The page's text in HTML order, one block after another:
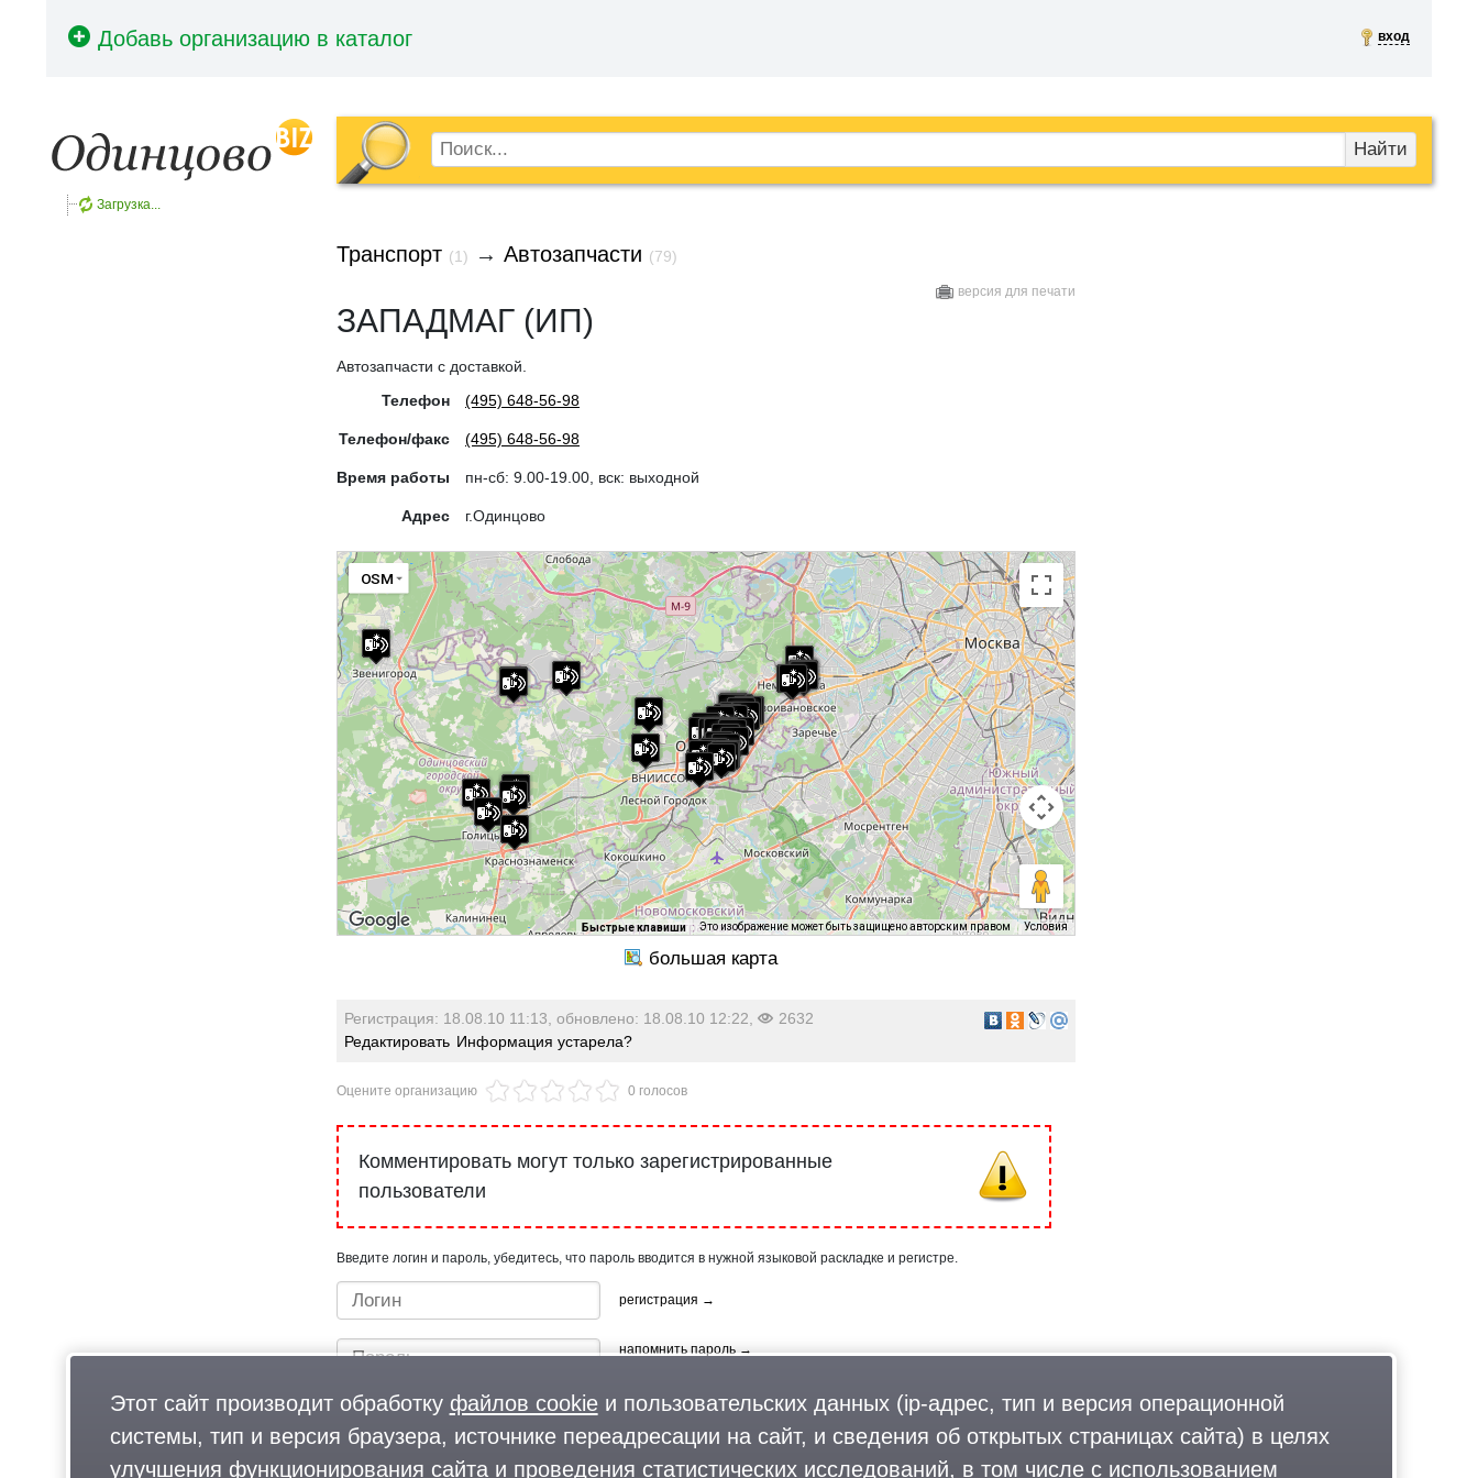
вход
Найти
Загрузка...
Транспорт (1) → Автозапчасти (79)
версия для печати
ЗАПАДМАГ (ИП)
Автозапчасти с доставкой.
Телефон
(495) 648-56-98
Телефон/факс (495) 648-56-98
Время работы пн-cб: 9.00-19.00, вск: выходной
Адрес г.Одинцово
OSM
Быстрые клавиши Это изображение может быть защищено авторским правом Условия
Регистрация: 18.08.10 11:13, обновлено: 18.08.10 12:22,
2632
Редактировать Информация устарела?
Оцените организацию 0 голосов
Комментировать могут только зарегистрированные
пользователи
Введите логин и пароль, убедитесь, что пароль вводится в нужной языковой раскладке и регистре.
регистрация →
напомнить пароль →
Этот сайт производит обработку файлов cookieи пользовательских данных (ip-адрес, тип и версия операционной
системы, тип и версия браузера, источнике переадресации на сайт, и сведения об открытых страницах сайта) в целях
улучшения функционирования сайта и проведения статистических исследований, в том числе с использованием